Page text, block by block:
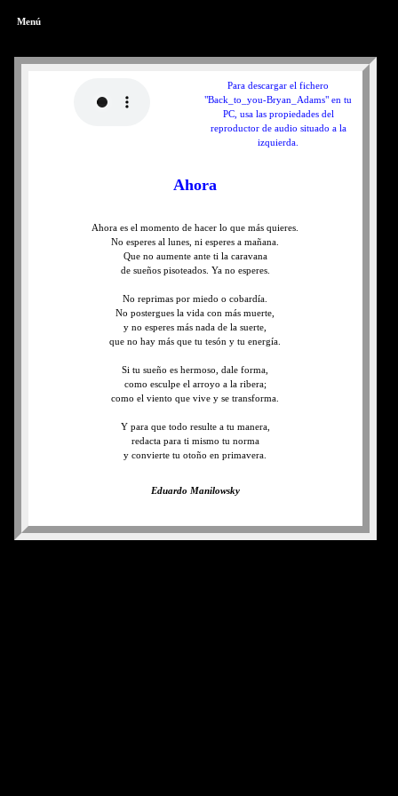
Menú
Para descargar el fichero
"Back_to_you-Bryan_Adams" en tu
PC, usa las propiedades del
reproductor de audio situado a la
izquierda.
Ahora
Ahora es el momento de hacer lo que más quieres.
No esperes al lunes, ni esperes a mañana.
Que no aumente ante ti la caravana
de sueños pisoteados. Ya no esperes.
No reprimas por miedo o cobardía.
No postergues la vida con más muerte,
y no esperes más nada de la suerte,
que no hay más que tu tesón y tu energía.
Si tu sueño es hermoso, dale forma,
como esculpe el arroyo a la ribera;
como el viento que vive y se transforma.
Y para que todo resulte a tu manera,
redacta para ti mismo tu norma
y convierte tu otoño en primavera.
Eduardo Manilowsky